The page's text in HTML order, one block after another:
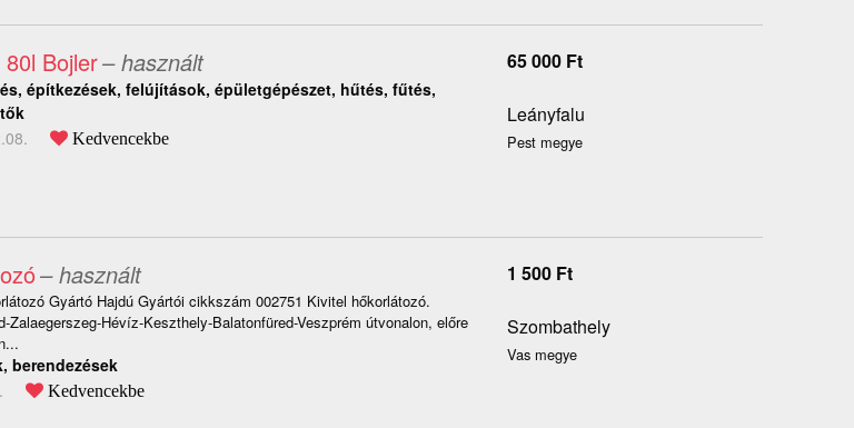
Bojler– használt
építkezések, felújítások, épületgépészet, hűtés, fűtés,
Kedvencekbe
65 000 Ft
Leányfalu
Pest megye
– használt
Gyártó Hajdú Gyártói cikkszám 002751 Kivitel hőkorlátozó.
Zalaegerszeg-Hévíz-Keszthely-Balatonfüred-Veszprém útvonalon, előre
berendezések
Kedvencekbe
1 500 Ft
Szombathely
Vas megye